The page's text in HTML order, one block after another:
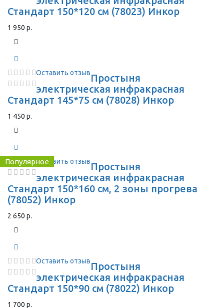
Стандарт 150*120 см (78023) Инкор
1 950 р.
Оставить отзывПростыня
электрическая инфракрасная
Стандарт 145*75 см (78028) Инкор
1 450 р.
Оставить отзыв
Популярное
Простыня
электрическая инфракрасная
Стандарт 150*160 см, 2 зоны прогрева
(78052) Инкор
2 650 р.
Оставить отзывПростыня
электрическая инфракрасная
Стандарт 150*90 см (78022) Инкор
1 700 р.